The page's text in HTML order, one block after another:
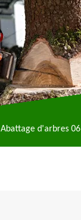
Abattage d'arbres 06